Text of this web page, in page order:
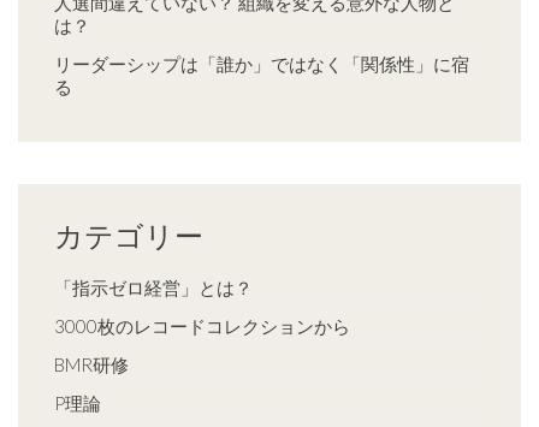
は？
リーダーシップは「誰か」ではなく「関係性」に宿
る
カテゴリー
「指示ゼロ経営」とは？
3000枚のレコードコレクションから
BMR研修
P理論